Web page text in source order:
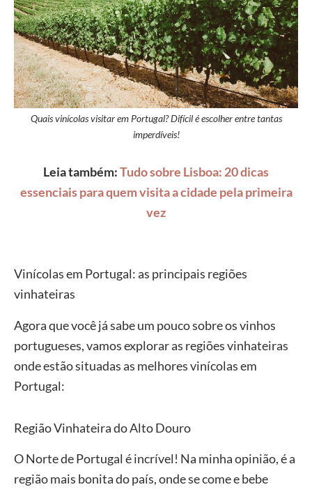
Quais vinícolas visitar em Portugal? Difícil é escolher entre tantas
imperdíveis!
Leia também:Tudo sobre Lisboa: 20 dicas
essenciais para quem visita a cidade pela primeira
vez
Vinícolas em Portugal: as principais regiões
vinhateiras
Agora que você já sabe um pouco sobre os vinhos
portugueses, vamos explorar as regiões vinhateiras
onde estão situadas as melhores vinícolas em
Portugal:
Região Vinhateira do Alto Douro
O Norte de Portugal é incrível! Na minha opinião, é a
região mais bonita do país, onde se come e bebe